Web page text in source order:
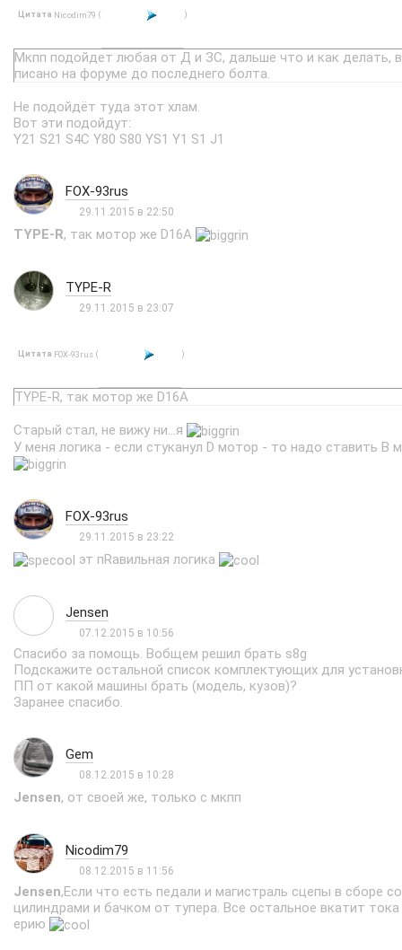
Цитата Nicodim79 ( )
Мкпп подойдет любая от Д и ЗС, дальше что и как делать,
писано на форуме до последнего болта.
Не подойдёт туда этот хлам.
Вот эти подойдут:
Y21 S21 S4C Y80 S80 YS1 Y1 S1 J1
FOX-93rus
29.11.2015 в 22:50
TYPE-R, так мотор же D16А
TYPE-R
29.11.2015 в 23:07
Цитата FOX-93rus ( )
TYPE-R, так мотор же D16А
Старый стал, не вижу ни...я
У меня логика - если стуканул D мотор - то надо ставить B
FOX-93rus
29.11.2015 в 23:22
эт пRавильная логика
Jensen
07.12.2015 в 10:56
Спасибо за помощь. Вобщем решил брать s8g
Подскажите остальной список комплектующих для
ПП от какой машины брать (модель, кузов)?
Заранее спасибо.
Gem
08.12.2015 в 10:28
Jensen, от своей же, только с мкпп
Nicodim79
08.12.2015 в 11:56
Jensen,Если что есть педали и магистраль сцепы в сборе
цилиндрами и бачком от тупера. Все остальное вкатит
ерию